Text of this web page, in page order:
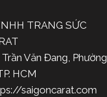
TRANG SỨC
Văn Đang, Phường
HCM
saigoncarat.com